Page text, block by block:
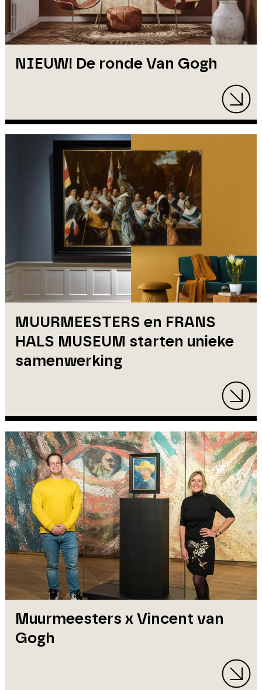
NIEUW! De ronde Van Gogh
MUURMEESTERS en FRANS
HALS MUSEUM starten unieke
samenwerking
Muurmeesters x Vincent van
Gogh